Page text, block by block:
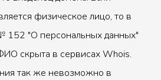
физическое лицо, то в
152 "О персональных данных"
скрыта в сервисах Whois.
так же невозможно в